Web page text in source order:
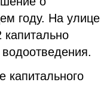
году. На улице